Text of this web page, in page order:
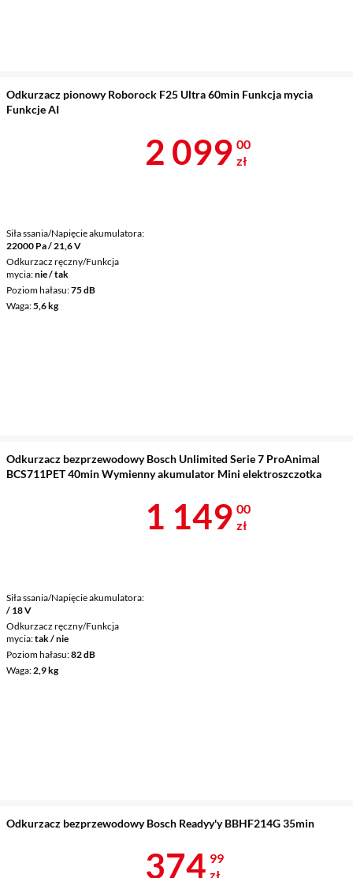
Odkurzacz pionowy Roborock F25 Ultra 60min Funkcja mycia
Funkcje AI
Siła ssania/Napięcie akumulatora
22000 Pa / 21,6 V
Odkurzacz ręczny/Funkcja
mycia nie / tak
Poziom hałasu 75 dB
Waga 5,6 kg
Cena 2 099 zł
2 099 00
zł
Odkurzacz bezprzewodowy Bosch Unlimited Serie 7 ProAnimal
BCS711PET 40min Wymienny akumulator Mini elektroszczotka
Siła ssania/Napięcie akumulatora
/ 18 V
Odkurzacz ręczny/Funkcja
mycia tak / nie
Poziom hałasu 82 dB
Waga 2,9 kg
Cena 1 149 zł
1 149 00
zł
Odkurzacz bezprzewodowy Bosch Readyy'y BBHF214G 35min
Cena 374,99
374 99
zł